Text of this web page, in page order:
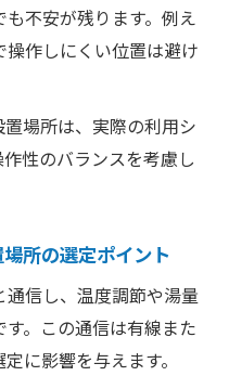
不安が残ります。例え
作しにくい位置は避け
場所は、実際の利用シ
性のバランスを考慮し
所の選定ポイント
信し、温度調節や湯量
。この通信は有線また
に影響を与えます。